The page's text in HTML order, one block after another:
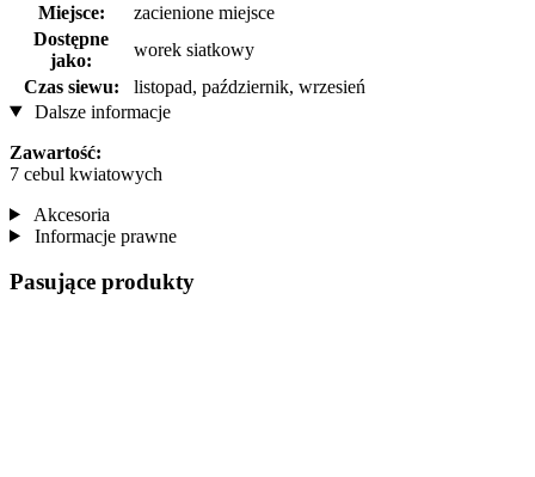
Miejsce:
zacienione miejsce
Dostępne
jako:
worek siatkowy
Czas siewu:
listopad, październik, wrzesień
Dalsze informacje
Zawartość:
7 cebul kwiatowych
Akcesoria
Informacje prawne
Pasujące produkty